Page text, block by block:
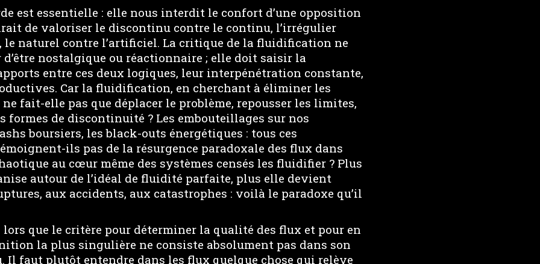
est essentielle : elle nous interdit le confort d’une opposition
de valoriser le discontinu contre le continu, l’irrégulier
le naturel contre l’artificiel. La critique de la fluidification ne
nostalgique ou réactionnaire ; elle doit saisir la
entre ces deux logiques, leur interpénétration constante,
Car la fluidification, en cherchant à éliminer les
fait-elle pas que déplacer le problème, repousser les limites,
formes de discontinuité ? Les embouteillages sur nos
boursiers, les black-outs énergétiques : tous ces
ils pas de la résurgence paradoxale des flux dans
au cœur même des systèmes censés les fluidifier ? Plus
autour de l’idéal de fluidité parfaite, plus elle devient
aux accidents, aux catastrophes : voilà le paradoxe qu’il
lors que le critère pour déterminer la qualité des flux et pour en
la plus singulière ne consiste absolument pas dans son
Il faut plutôt entendre dans les flux quelque chose qui relève